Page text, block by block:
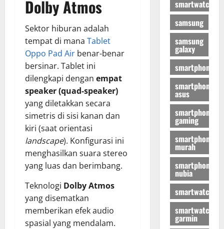
Dolby Atmos
Sektor hiburan adalah
tempat di mana Tablet
Oppo Pad Air benar-benar
bersinar. Tablet ini
dilengkapi dengan empat
speaker (quad-speaker)
yang diletakkan secara
simetris di sisi kanan dan
kiri (saat orientasi
landscape). Konfigurasi ini
menghasilkan suara stereo
yang luas dan berimbang.
Teknologi Dolby Atmos
yang disematkan
memberikan efek audio
spasial yang mendalam.
smartwatch
samsung
samsung
galaxy
smartphone
smartphone
asus
smartphone
gaming
smartphone
murah
smartphone
nubia
smartwatch
smartwatch
garmin